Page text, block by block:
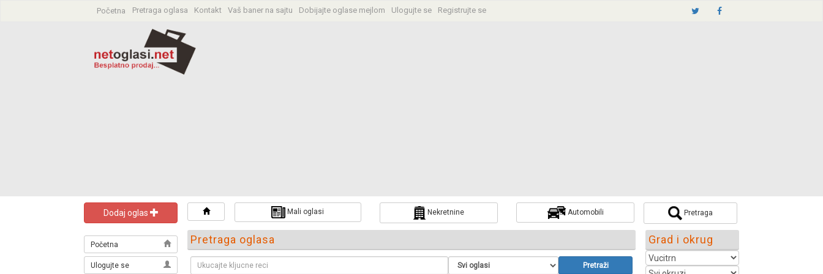
Početna Pretraga oglasa Kontakt Vaš baner na sajtu Dobijajte oglase mejlom Ulogujte se Registrujte se
Dodaj oglas
Početna
Ulogujte se
Mali oglasi Nekretnine Automobili Pretraga
Pretraga oglasa
Pretraži
Grad i okrug